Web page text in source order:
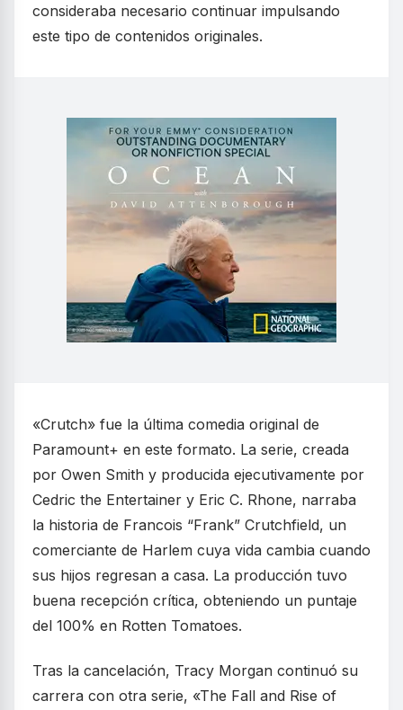
consideraba necesario continuar impulsando
este tipo de contenidos originales.
«Crutch» fue la última comedia original de
Paramount+ en este formato. La serie, creada
por Owen Smith y producida ejecutivamente por
Cedric the Entertainer y Eric C. Rhone, narraba
la historia de Francois “Frank” Crutchfield, un
comerciante de Harlem cuya vida cambia cuando
sus hijos regresan a casa. La producción tuvo
buena recepción crítica, obteniendo un puntaje
del 100% en Rotten Tomatoes.
Tras la cancelación, Tracy Morgan continuó su
carrera con otra serie, «The Fall and Rise of